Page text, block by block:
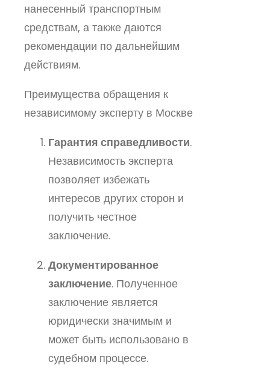
нанесенный транспортным
средствам, а также даются
рекомендации по дальнейшим
действиям.
Преимущества обращения к
независимому эксперту в Москве
Гарантия справедливости.
Независимость эксперта
позволяет избежать
интересов других сторон и
получить честное
заключение.
Документированное
заключение. Полученное
заключение является
юридически значимым и
может быть использовано в
судебном процессе.